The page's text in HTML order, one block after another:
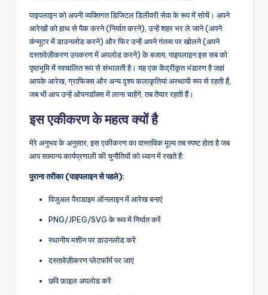
e
पाइपलाइन को अपनी व्यक्तिगत डिजिटल डिलीवरी सेवा के रूप में सोचें। अपने
आरेखों को हाथ से पैक करने (निर्यात करने), उन्हें शहर भर ले जाने (अपने
कंप्यूटर में डाउनलोड करने) और फिर उन्हें अपने गंतव्य पर खोलने (अपने
दस्तावेज़ीकरण उपकरण में अपलोड करने) के बजाय, पाइपलाइन इस सब को
पृष्ठभूमि में स्वचालित रूप से संभालती है। यह एक केंद्रीकृत भंडारण है जहां
आपके आरेख, ग्राफिक्स और अन्य दृश्य कलाकृतियां अस्थायी रूप से रहती हैं,
जब भी आप उन्हें ओपनडॉक्स में लाना चाहेंगे, तब तैयार रहती हैं।
इस एकीकरण के महत्व क्यों है
मेरे अनुभव के अनुसार, इस एकीकरण का वास्तविक मूल्य तब स्पष्ट होता है जब
आप सामान्य कार्यप्रणाली की चुनौतियों को ध्यान में रखते हैं:
पुराना तरीका (पाइपलाइन से पहले):
विजुअल पैराडाइम ऑनलाइन में आरेख बनाएं
PNG/JPEG/SVG के रूप में निर्यात करें
स्थानीय मशीन पर डाउनलोड करें
दस्तावेज़ीकरण प्लेटफॉर्म पर जाएं
छवि फ़ाइल अपलोड करें